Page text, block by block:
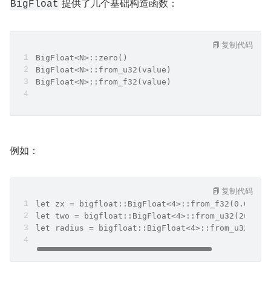
BigFloat
BigFloat<N>::zero()
BigFloat<N>::from_u32(value)
BigFloat<N>::from_f32(value)
复制代码
例如：
let zx =
let two = bigfloat::BigFloat<4>::from_u32(2u32);
let radius =
复制代码